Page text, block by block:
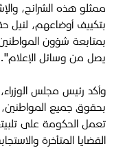
ممثلو هذه الشرائح،
بتكييف أوضاعهم،
بمتابعة شؤون
يصل من وسائل الإعلام".
وأكد رئيس مجلس
بحقوق جميع
تعمل الحكومة على
القضايا المتأخرة